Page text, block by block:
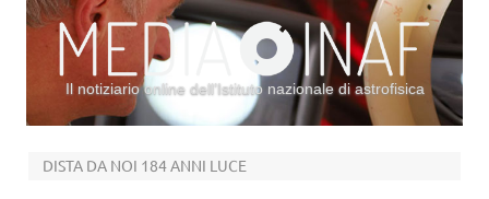
Il notiziario online dell’Istituto nazionale di astrofisica
DISTA DA NOI 184 ANNI LUCE